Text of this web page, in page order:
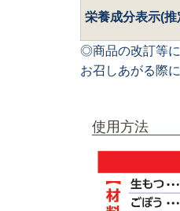
栄養成分表示(推
◎商品の改訂等に
お召しあがる際
使用方法